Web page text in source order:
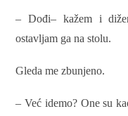
– Dođi– kažem i
ostavljam ga na stolu.
Gleda me zbunjeno.
– Već idemo? One su